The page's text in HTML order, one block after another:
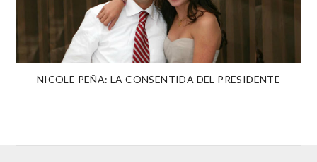
NICOLE PEÑA: LA CONSENTIDA DEL PRESIDENTE